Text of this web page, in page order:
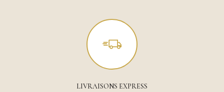
LIVRAISONS EXPRESS